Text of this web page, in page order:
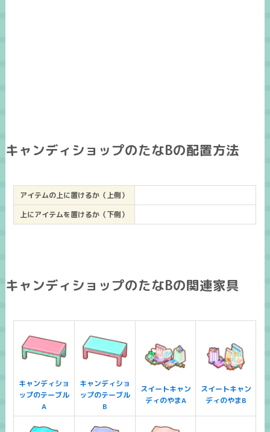
キャンディショップのたなBの配置方法
アイテムの上に置けるか（上側）
上にアイテムを置けるか（下側）
キャンディショップのたなBの関連家具
キャンディショ
ップのテーブル
A
キャンディショ
ップのテーブル
B
スイートキャン
ディのやまA
スイートキャン
ディのやまB